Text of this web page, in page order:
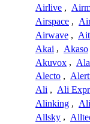
Airlive ,
Airspace ,
Airwave , Ait
Akai , Akaso
Akuvox ,
Alecto ,
Ali , Ali
Alinking ,
Allsky ,